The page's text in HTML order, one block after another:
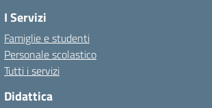
I Servizi
Famiglie e studenti
Personale scolastico
Tutti i servizi
Didattica